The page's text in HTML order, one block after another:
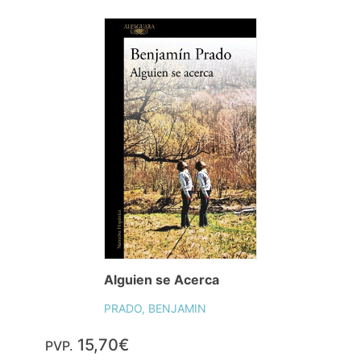
Alguien se Acerca
PRADO, BENJAMIN
PVP. 15,70€